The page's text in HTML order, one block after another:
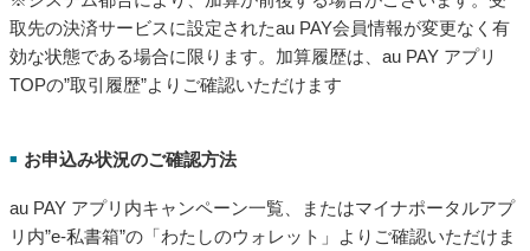
取先の決済サービスに設定されたau PAY会員情報が変更なく有
効な状態である場合に限ります。加算履歴は、au PAY アプリ
TOPの”取引履歴”よりご確認いただけます
■ お申込み状況のご確認方法
au PAY アプリ内キャンペーン一覧、またはマイナポータルアプ
リ内”e-私書箱”の「わたしのウォレット」よりご確認いただけま